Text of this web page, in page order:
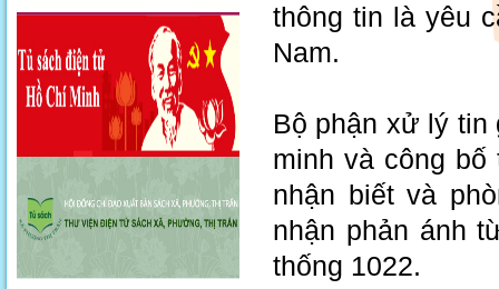
thông tin là yêu
Nam.
Bộ phận xử lý tin
minh và công
nhận biết và
nhận phản ánh
thống 1022.